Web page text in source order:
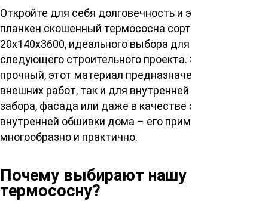
Откройте для себя долговечность и эстетику
планкен скошенный термососна сорт АВ
20х140х3600, идеального выбора для вашего
следующего строительного проекта. Экологичный и
прочный, этот материал предназначен как для
внешних работ, так и для внутренней отделки. Для
забора, фасада или даже в качестве эффектной
внутренней обшивки дома – его применение
многообразно и практично.
Почему выбирают нашу
термососну?